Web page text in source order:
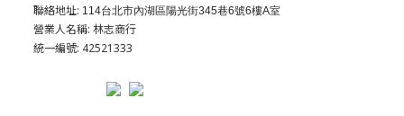
聯絡地址: 114台北市內湖區陽光街345巷6號6樓A室
營業人名稱: 林志商行
統一編號: 42521333